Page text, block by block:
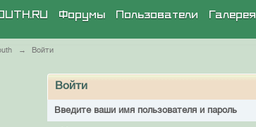
Галерея
Форумы Пользователи
→ Войти
Войти
Введите ваши имя пользователя и пароль